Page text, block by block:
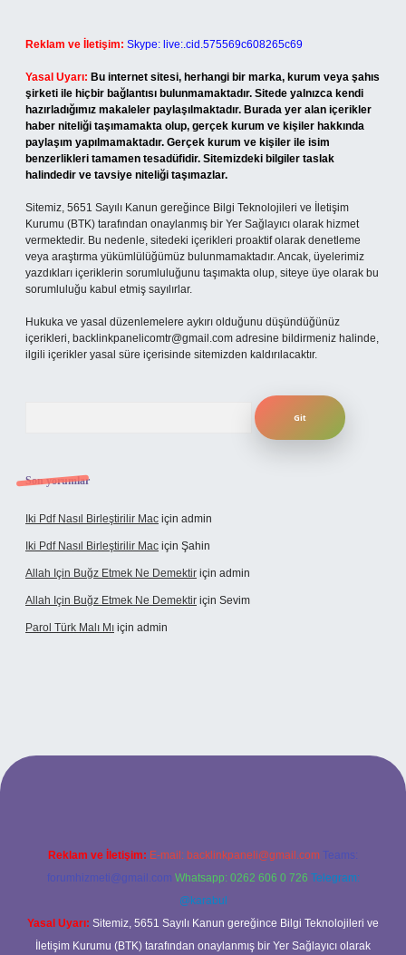
Reklam ve İletişim: Skype: live:.cid.575569c608265c69
Yasal Uyarı: Bu internet sitesi, herhangi bir marka, kurum veya şahıs
şirketi ile hiçbir bağlantısı bulunmamaktadır. Sitede yalnızca kendi
hazırladığımız makaleler paylaşılmaktadır. Burada yer alan içerikler
haber niteliği taşımamakta olup, gerçek kurum ve kişiler hakkında
paylaşım yapılmamaktadır. Gerçek kurum ve kişiler ile isim
benzerlikleri tamamen tesadüfidir. Sitemizdeki bilgiler taslak
halindedir ve tavsiye niteliği taşımazlar.
Sitemiz, 5651 Sayılı Kanun gereğince Bilgi Teknolojileri ve İletişim
Kurumu (BTK) tarafından onaylanmış bir Yer Sağlayıcı olarak hizmet
vermektedir. Bu nedenle, sitedeki içerikleri proaktif olarak denetleme
veya araştırma yükümlülüğümüz bulunmamaktadır. Ancak, üyelerimiz
yazdıkları içeriklerin sorumluluğunu taşımakta olup, siteye üye olarak bu
sorumluluğu kabul etmiş sayılırlar.
Hukuka ve yasal düzenlemelere aykırı olduğunu düşündüğünüz
içerikleri, backlinkpanelicomtr@gmail.com adresine bildirmeniz halinde,
ilgili içerikler yasal süre içerisinde sitemizden kaldırılacaktır.
Son yorumlar
Iki Pdf Nasıl Birleştirilir Mac için admin
Iki Pdf Nasıl Birleştirilir Mac için Şahin
Allah Için Buğz Etmek Ne Demektir için admin
Allah Için Buğz Etmek Ne Demektir için Sevim
Parol Türk Malı Mı için admin
giriş
Reklam ve İletişim: E-mail: backlinkpaneli@gmail.com Teams:
forumhizmeti@gmail.com Whatsapp: 0262 606 0 726 Telegram:
@karabul
Yasal Uyarı: Sitemiz, 5651 Sayılı Kanun gereğince Bilgi Teknolojileri ve
İletişim Kurumu (BTK) tarafından onaylanmış bir Yer Sağlayıcı olarak